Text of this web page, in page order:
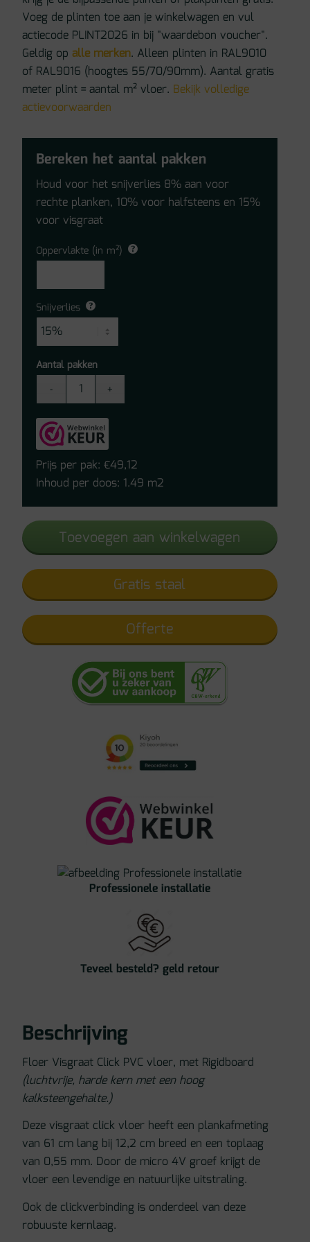
Voeg de plinten toe aan je winkelwagen en vul
actiecode PLINT2026 in bij "waardebon voucher".
Geldig opalle merken. Alleen plinten in RAL9010
of RAL9016 (hoogtes 55/70/90mm). Aantal gratis
meter plint = aantal m² vloer. Bekijk volledige
actievoorwaarden
Bereken het aantal pakken
Houd voor het snijverlies 8% aan voor
rechte planken, 10% voor halfsteens en 15%
voor visgraat
Oppervlakte (in m²)
Snijverlies
Aantal pakken
Visgraat
Click
PVC
-
Natuur
aantal
Prijs per pak:€49,12
Inhoud per doos: 1.49 m2
Toevoegen aan winkelwagen
Gratis staal
Offerte
Professionele installatie
Teveel besteld? geld retour
Beschrijving
Floer Visgraat Click PVC vloer, met Rigidboard
(luchtvrije, harde kern met een hoog
kalksteengehalte.)
Deze visgraat click vloer heeft een plankafmeting
van 61 cm lang bij 12,2 cm breed en een toplaag
van 0,55 mm. Door de micro 4V groef krijgt de
vloer een levendige en natuurlijke uitstraling.
Ook de clickverbinding is onderdeel van deze
robuuste kernlaag.